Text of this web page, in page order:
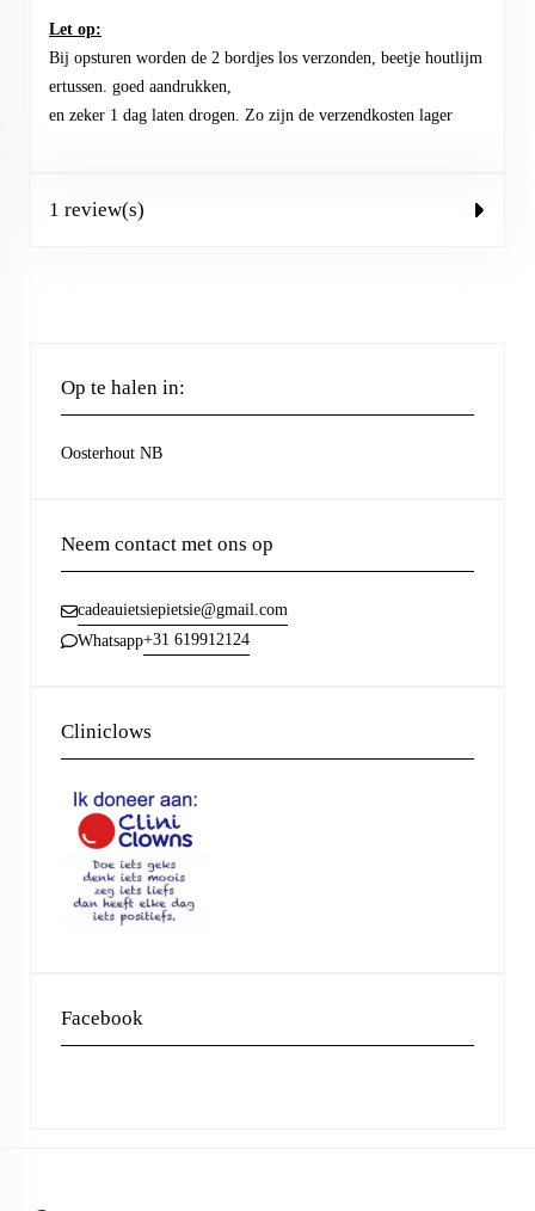
Let op:
Bij opsturen worden de 2 bordjes los verzonden, beetje houtlijm
ertussen. goed aandrukken,
en zeker 1 dag laten drogen. Zo zijn de verzendkosten lager
1 review(s)
Op te halen in:
Oosterhout NB
Neem contact met ons op
cadeauietsiepietsie@gmail.com
Whatsapp+31 619912124
Cliniclows
Facebook